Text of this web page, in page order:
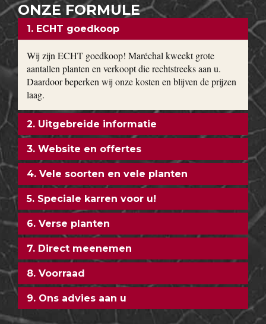
ONZE FORMULE
1. ECHT goedkoop
Wij zijn ECHT goedkoop! Maréchal kweekt grote
aantallen planten en verkoopt die rechtstreeks aan u.
Daardoor beperken wij onze kosten en blijven de prijzen
laag.
2. Uitgebreide informatie
3. Website en offertes
4. Vele soorten en vele planten
5. Speciale karren voor u!
6. Verse planten
7. Direct meenemen
8. Voorraad
9. Ons advies aan u